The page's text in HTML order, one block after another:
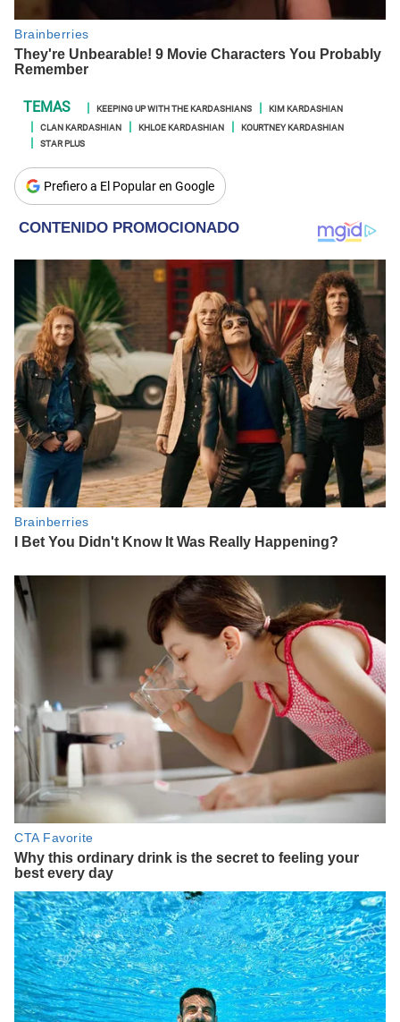
KEEPING UP WITH THE KARDASHIANS
KIM KARDASHIAN
CLAN KARDASHIAN
KHLOE KARDASHIAN
KOURTNEY KARDASHIAN
STAR PLUS
Prefiero a El Popular en Google